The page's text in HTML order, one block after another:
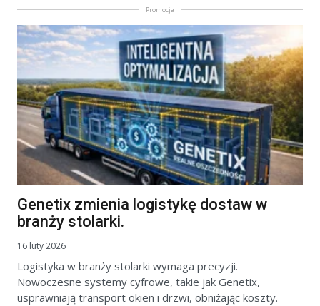
Promocja
Genetix zmienia logistykę dostaw w
branży stolarki.
16 luty 2026
Logistyka w branży stolarki wymaga precyzji.
Nowoczesne systemy cyfrowe, takie jak Genetix,
usprawniają transport okien i drzwi, obniżając koszty.